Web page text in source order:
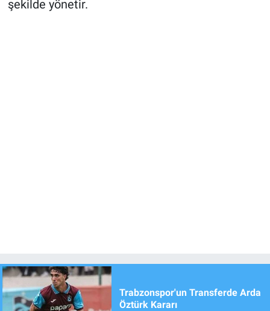
şekilde yönetir.
Trabzonspor'un Transferde Arda
Öztürk Kararı